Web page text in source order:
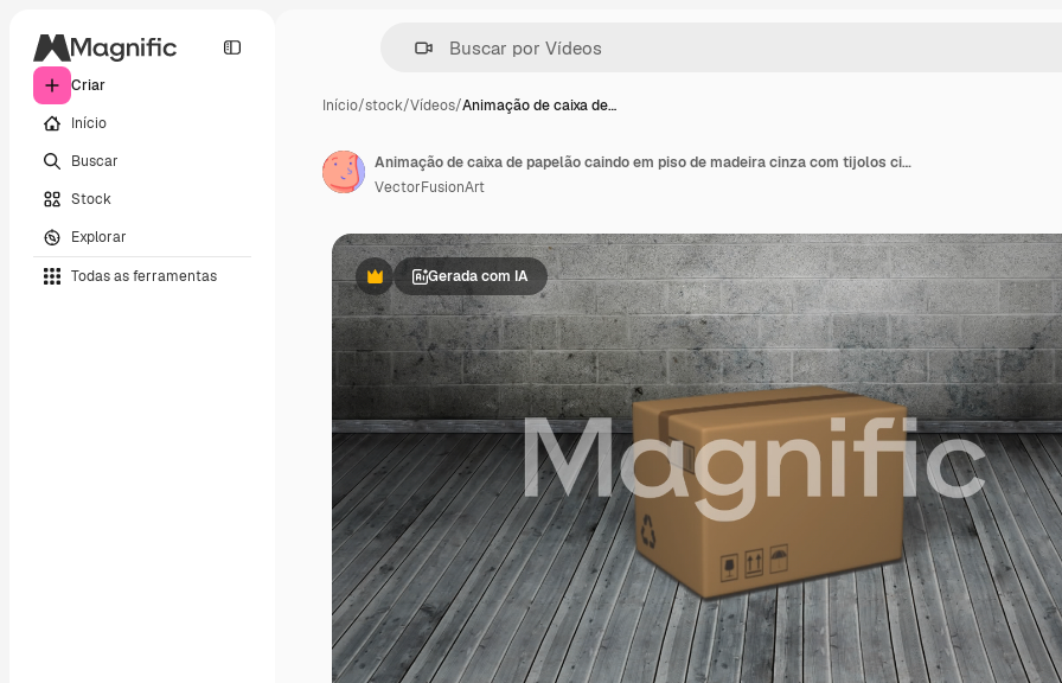
Criar
Início
Buscar
Stock
Explorar
Todas as ferramentas
Início/stock/Vídeos/Animação de caixa de…
PremiumGerada com IA
Animação de caixa de papelão caindo em piso de madeira cinza com tijolos cinzas ao fundo.
VectorFusionArt